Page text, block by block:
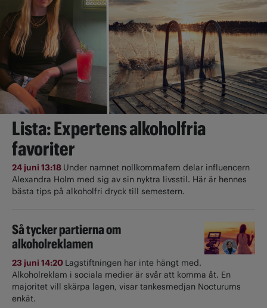
Lista: Expertens alkoholfria
favoriter
24 juni 13:18 Under namnet nollkommafem delar influencern
Alexandra Holm med sig av sin nyktra livsstil. Här är hennes
bästa tips på alkoholfri dryck till semestern.
Så tycker partierna om
alkoholreklamen
23 juni 14:20 Lagstiftningen har inte hängt med.
Alkoholreklam i sociala medier är svår att komma åt. En
majoritet vill skärpa lagen, visar tankesmedjan Nocturums
enkät.